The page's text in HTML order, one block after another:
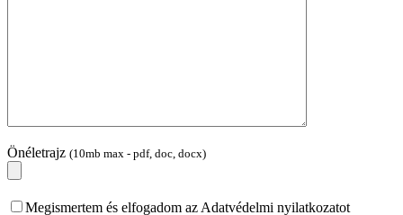
Önéletrajz (10mb max - pdf, doc, docx)
Megismertem és elfogadom az Adatvédelmi nyilatkozatot